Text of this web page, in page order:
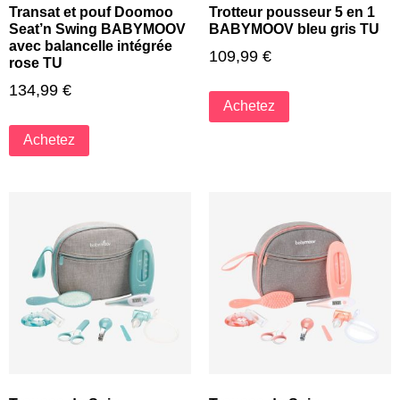
Transat et pouf Doomoo
Seat’n Swing BABYMOOV
avec balancelle intégrée
rose TU
134,99 €
Achetez
Trotteur pousseur 5 en 1
BABYMOOV bleu gris TU
109,99 €
Achetez